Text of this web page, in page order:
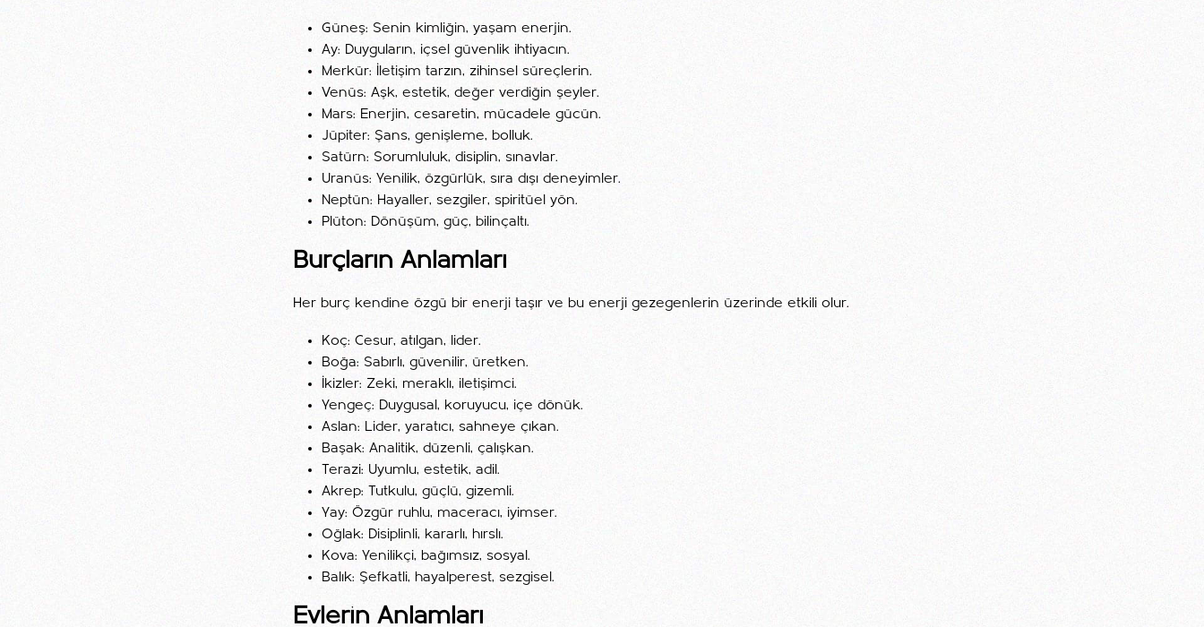
Güneş: Senin kimliğin, yaşam enerjin.
Ay: Duyguların, içsel güvenlik ihtiyacın.
Merkür: İletişim tarzın, zihinsel süreçlerin.
Venüs: Aşk, estetik, değer verdiğin şeyler.
Mars: Enerjin, cesaretin, mücadele gücün.
Jüpiter: Şans, genişleme, bolluk.
Satürn: Sorumluluk, disiplin, sınavlar.
Uranüs: Yenilik, özgürlük, sıra dışı deneyimler.
Neptün: Hayaller, sezgiler, spiritüel yön.
Plüton: Dönüşüm, güç, bilinçaltı.
Burçların Anlamları
Her burç kendine özgü bir enerji taşır ve bu enerji gezegenlerin üzerinde etkili olur.
Koç: Cesur, atılgan, lider.
Boğa: Sabırlı, güvenilir, üretken.
İkizler: Zeki, meraklı, iletişimci.
Yengeç: Duygusal, koruyucu, içe dönük.
Aslan: Lider, yaratıcı, sahneye çıkan.
Başak: Analitik, düzenli, çalışkan.
Terazi: Uyumlu, estetik, adil.
Akrep: Tutkulu, güçlü, gizemli.
Yay: Özgür ruhlu, maceracı, iyimser.
Oğlak: Disiplinli, kararlı, hırslı.
Kova: Yenilikçi, bağımsız, sosyal.
Balık: Şefkatli, hayalperest, sezgisel.
Evlerin Anlamları